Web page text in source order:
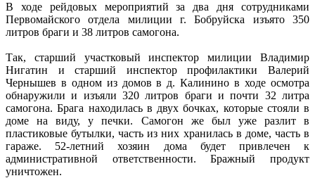
В ходе рейдовых мероприятий за два дня сотрудниками
Первомайского отдела милиции г. Бобруйска изъято 350
литров браги и 38 литров самогона.
Так, старший участковый инспектор милиции Владимир
Нигатин и старший инспектор профилактики Валерий
Чернышев в одном из домов в д. Калинино в ходе осмотра
обнаружили и изъяли 320 литров браги и почти 32 литра
самогона. Брага находилась в двух бочках, которые стояли в
доме на виду, у печки. Самогон же был уже разлит в
пластиковые бутылки, часть из них хранилась в доме, часть в
гараже. 52-летний хозяин дома будет привлечен к
административной ответственности. Бражный продукт
уничтожен.